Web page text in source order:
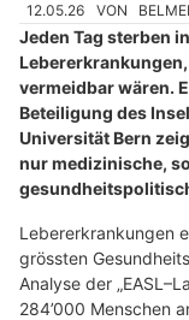
12.05.26 VON
Jeden Tag sterben
vermeidbar wären.
Beteiligung des
Universität Bern
nur medizinische,
Lebererkrankungen
grössten
Analyse der
284’000 Menschen